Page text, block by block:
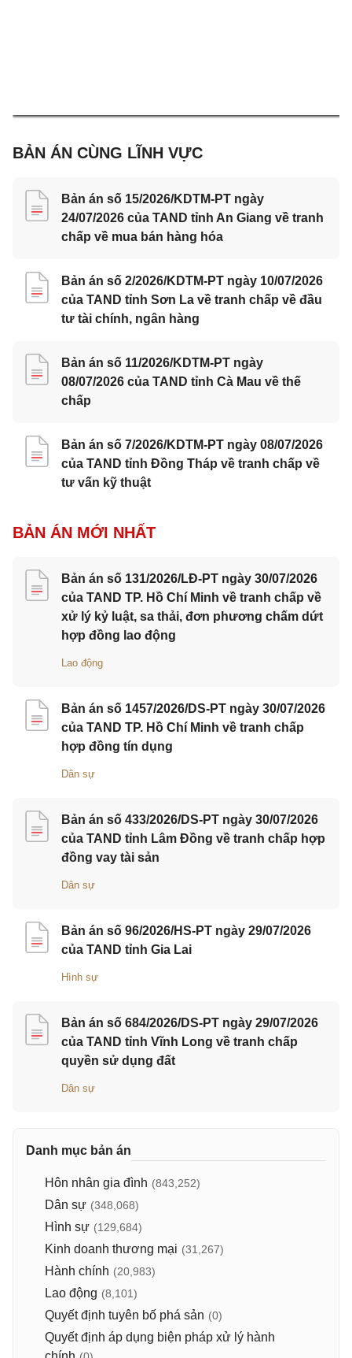
BẢN ÁN CÙNG LĨNH VỰC
Bản án số 15/2026/KDTM-PT ngày
24/07/2026 của TAND tỉnh An Giang về tranh
chấp về mua bán hàng hóa
Bản án số 2/2026/KDTM-PT ngày 10/07/2026
của TAND tỉnh Sơn La về tranh chấp về đầu
tư tài chính, ngân hàng
Bản án số 11/2026/KDTM-PT ngày
08/07/2026 của TAND tỉnh Cà Mau về thế
chấp
Bản án số 7/2026/KDTM-PT ngày 08/07/2026
của TAND tỉnh Đồng Tháp về tranh chấp về
tư vấn kỹ thuật
BẢN ÁN MỚI NHẤT
Bản án số 131/2026/LĐ-PT ngày 30/07/2026
của TAND TP. Hồ Chí Minh về tranh chấp về
xử lý kỷ luật, sa thải, đơn phương chấm dứt
hợp đồng lao động
Lao động
Bản án số 1457/2026/DS-PT ngày 30/07/2026
của TAND TP. Hồ Chí Minh về tranh chấp
hợp đồng tín dụng
Dân sự
Bản án số 433/2026/DS-PT ngày 30/07/2026
của TAND tỉnh Lâm Đồng về tranh chấp hợp
đồng vay tài sản
Dân sự
Bản án số 96/2026/HS-PT ngày 29/07/2026
của TAND tỉnh Gia Lai
Hình sự
Bản án số 684/2026/DS-PT ngày 29/07/2026
của TAND tỉnh Vĩnh Long về tranh chấp
quyền sử dụng đất
Dân sự
Danh mục bản án
Hôn nhân gia đình (843,252)
Dân sự (348,068)
Hình sự (129,684)
Kinh doanh thương mại (31,267)
Hành chính (20,983)
Lao động (8,101)
Quyết định tuyên bố phá sản (0)
Quyết định áp dụng biện pháp xử lý hành